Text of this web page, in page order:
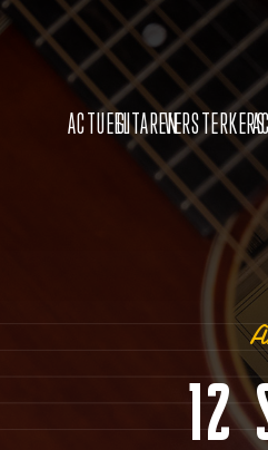
ACTUEELGITARENVERSTERKERS
12